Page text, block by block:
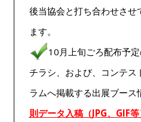
後当協会と打ち合わせさせ
ます。
10月上旬ごろ配布予
チラシ、および、コンテス
ラムへ掲載する出展ブース
則データ入稿（JPG、GIF等